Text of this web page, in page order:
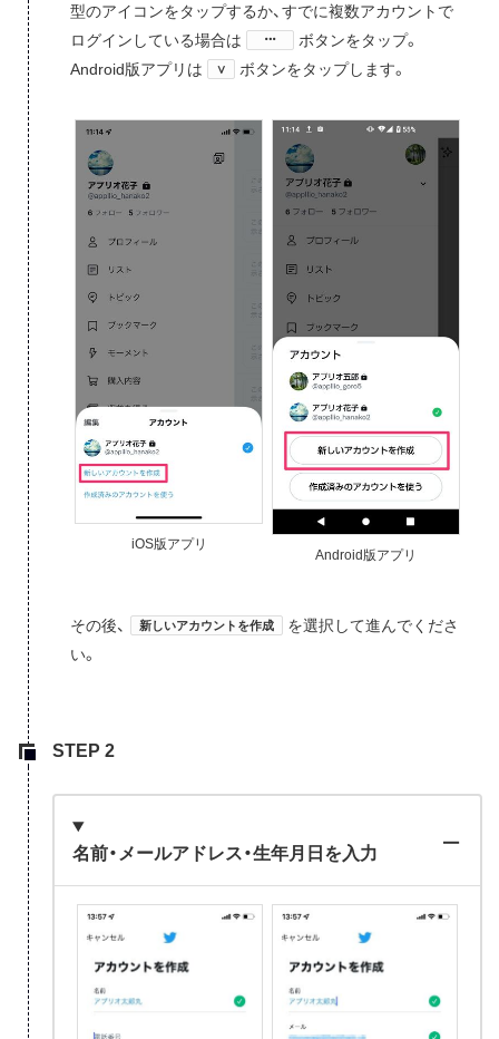
型のアイコンをタップするか、すでに複数アカウントで
ログインしている場合は
ボタン​をタップ。
Android版アプリは
∨ ボタンをタップします。
iOS版アプリ
Android版アプリ
その後、 新しいアカウントを作成
を選択して進んでくださ
い。
名前・メールアドレス・生年月日を入力